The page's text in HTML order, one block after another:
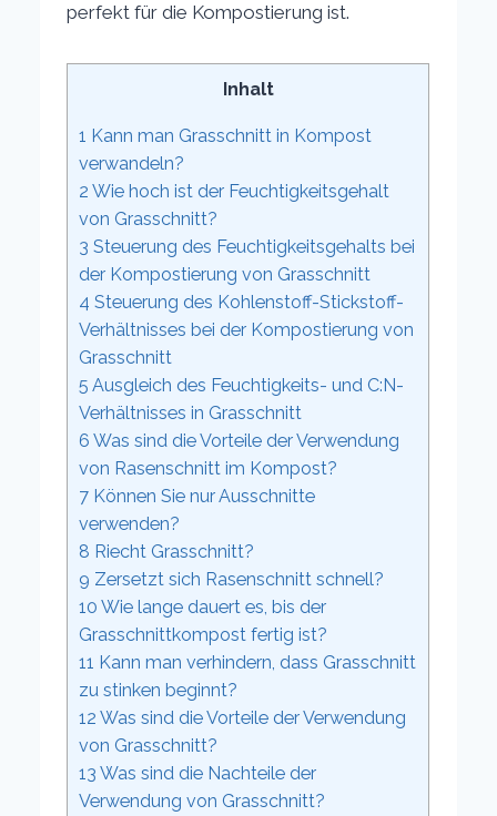
perfekt für die Kompostierung ist.
Inhalt
1 Kann man Grasschnitt in Kompost
verwandeln?
2 Wie hoch ist der Feuchtigkeitsgehalt
von Grasschnitt?
3 Steuerung des Feuchtigkeitsgehalts bei
der Kompostierung von Grasschnitt
4 Steuerung des Kohlenstoff-Stickstoff-
Verhältnisses bei der Kompostierung von
Grasschnitt
5 Ausgleich des Feuchtigkeits- und C:N-
Verhältnisses in Grasschnitt
6 Was sind die Vorteile der Verwendung
von Rasenschnitt im Kompost?
7 Können Sie nur Ausschnitte
verwenden?
8 Riecht Grasschnitt?
9 Zersetzt sich Rasenschnitt schnell?
10 Wie lange dauert es, bis der
Grasschnittkompost fertig ist?
11 Kann man verhindern, dass Grasschnitt
zu stinken beginnt?
12 Was sind die Vorteile der Verwendung
von Grasschnitt?
13 Was sind die Nachteile der
Verwendung von Grasschnitt?